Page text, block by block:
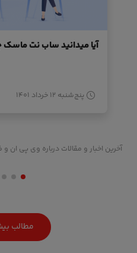
آخرین اخبار و مقالات درباره وی پی ان
مطالب
آیا میدانید ساب نت
پنج‌شنبه ۱۲ خرداد ۱۴۰۱